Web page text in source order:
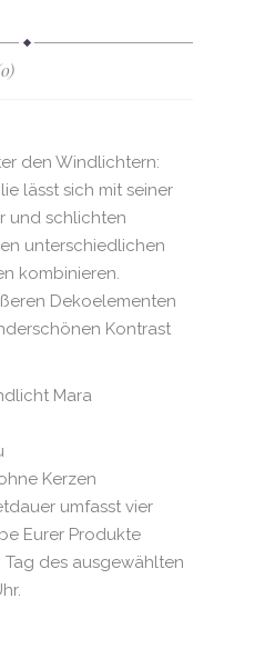
den Windlichtern:
lässt sich mit seiner
und schlichten
unterschiedlichen
kombinieren.
Dekoelementen
Kontrast
Mara
Kerzen
umfasst vier
Eurer Produkte
des ausgewählten